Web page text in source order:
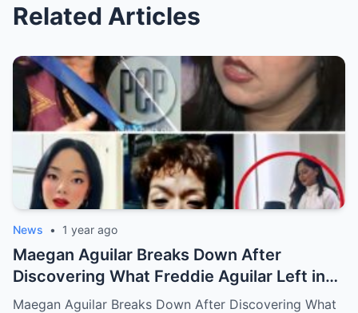
Related Articles
News • 1 year ago
Maegan Aguilar Breaks Down After
Discovering What Freddie Aguilar Left in
His Final Will — Shocking Details Revealed!
Maegan Aguilar Breaks Down After Discovering What